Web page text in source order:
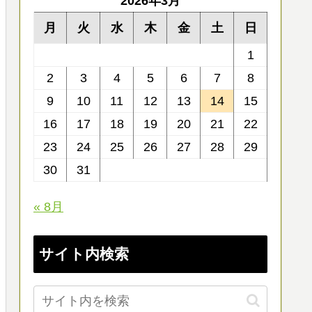
月
火 水 木 金 土
日
1
2
3 4 5 6 7
8
9
10 11 12 13 14
15
16
17 18 19 20 21
22
23
24 25 26 27 28
29
30
31
« 8月
サイト内検索